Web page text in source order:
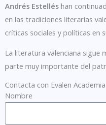
Andrés Estellés han
en las tradiciones literarias
críticas sociales y políticas en
La literatura valenciana sigue
parte muy importante del
Contacta con Evalen Academia
Nombre